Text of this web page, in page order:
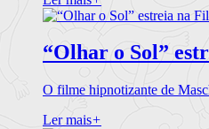
“Olhar o Sol”
O filme hipnotizante de
Ler mais+